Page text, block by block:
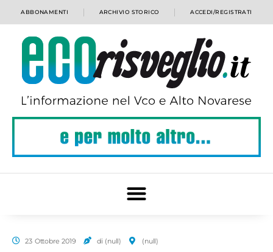
ABBONAMENTI ARCHIVIO STORICO ACCEDI/REGISTRATI
23 Ottobre 2019 di (null) (null)